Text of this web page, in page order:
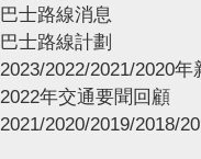
巴士路線消息
巴士路線計劃
2023/2022/2021/2020
2022年交通要聞回顧
2021/2020/2019/2018/